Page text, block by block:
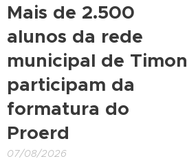
Mais de 2.500
alunos da rede
municipal de Timon
participam da
formatura do
Proerd
07/08/2026